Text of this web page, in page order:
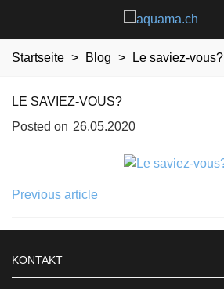
Startseite > Blog > Le saviez-vous?
LE SAVIEZ-VOUS?
Posted on 26.05.2020
Previous article
KONTAKT